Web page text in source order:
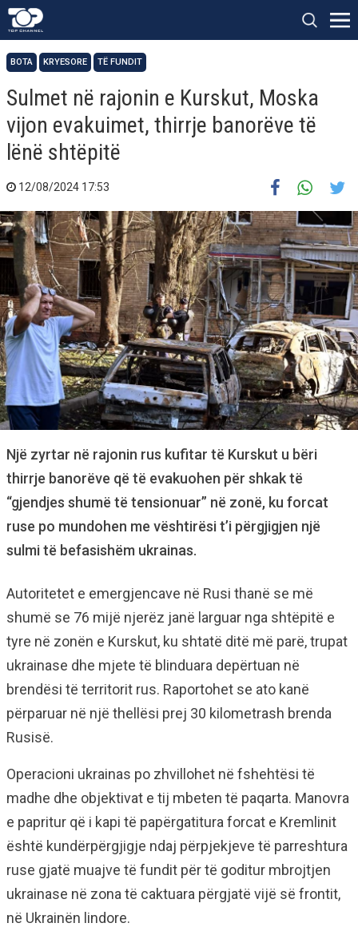
BOTA KRYESORE TË FUNDIT
Sulmet në rajonin e Kurskut, Moska
vijon evakuimet, thirrje banorëve të
lënë shtëpitë
12/08/2024 17:53
Një zyrtar në rajonin rus kufitar të Kurskut u bëri
thirrje banorëve që të evakuohen për shkak të
“gjendjes shumë të tensionuar” në zonë, ku forcat
ruse po mundohen me vështirësi t’i përgjigjen një
sulmi të befasishëm ukrainas.
Autoritetet e emergjencave në Rusi thanë se më
shumë se 76 mijë njerëz janë larguar nga shtëpitë e
tyre në zonën e Kurskut, ku shtatë ditë më parë, trupat
ukrainase dhe mjete të blinduara depërtuan në
brendësi të territorit rus. Raportohet se ato kanë
përparuar në një thellësi prej 30 kilometrash brenda
Rusisë.
Operacioni ukrainas po zhvillohet në fshehtësi të
madhe dhe objektivat e tij mbeten të paqarta. Manovra
e papritur që i kapi të papërgatitura forcat e Kremlinit
është kundërpërgjigje ndaj përpjekjeve të parreshtura
ruse gjatë muajve të fundit për të goditur mbrojtjen
ukrainase në zona të caktuara përgjatë vijë së frontit,
në Ukrainën lindore.